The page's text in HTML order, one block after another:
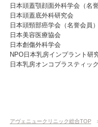
日本頭蓋顎顔面外科学会（名誉
日本頭蓋底外科研究会
日本頭頸部癌学会（名誉会員）
日本美容医療協会
日本創傷外科学会
NPO日本乳房インプラント研
日本乳房オンコプラスティッ
アヴェニュークリニック総合TOP